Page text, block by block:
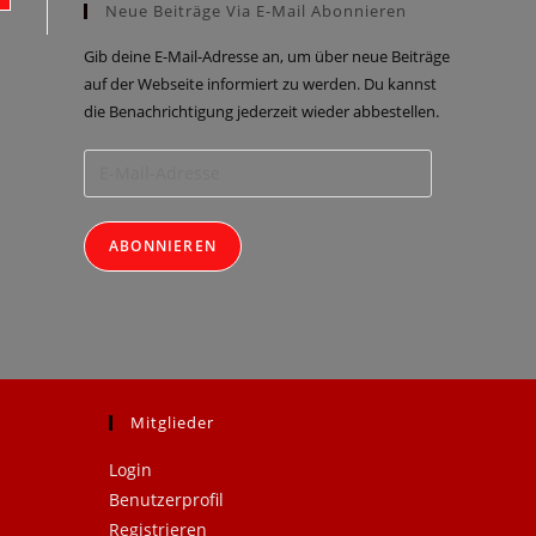
Neue Beiträge Via E-Mail Abonnieren
Gib deine E-Mail-Adresse an, um über neue Beiträge
auf der Webseite informiert zu werden. Du kannst
die Benachrichtigung jederzeit wieder abbestellen.
ABONNIEREN
Mitglieder
Login
Benutzerprofil
Registrieren